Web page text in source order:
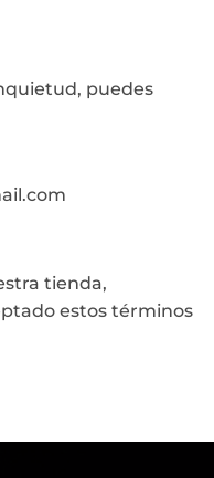
puedes
tienda,
estos términos